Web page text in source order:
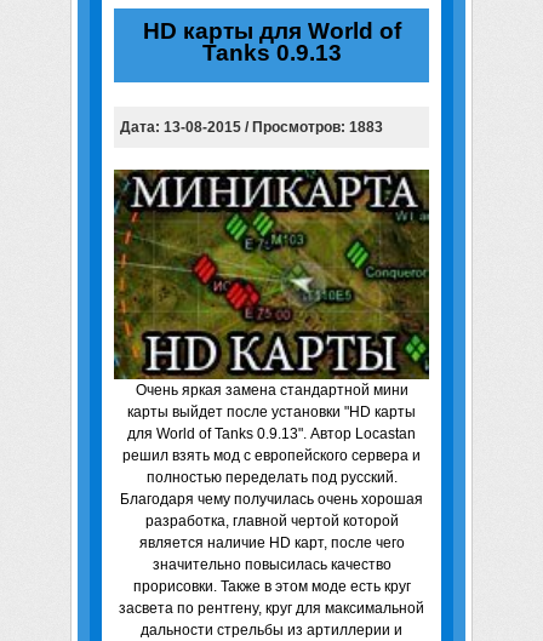
HD карты для World of
Tanks 0.9.13
Дата: 13-08-2015 / Просмотров: 1883
Очень яркая замена стандартной мини
карты выйдет после установки "HD карты
для World of Tanks 0.9.13". Автор Locastan
решил взять мод с европейского сервера и
полностью переделать под русский.
Благодаря чему получилась очень хорошая
разработка, главной чертой которой
является наличие HD карт, после чего
значительно повысилась качество
прорисовки. Также в этом моде есть круг
засвета по рентгену, круг для максимальной
дальности стрельбы из артиллерии и